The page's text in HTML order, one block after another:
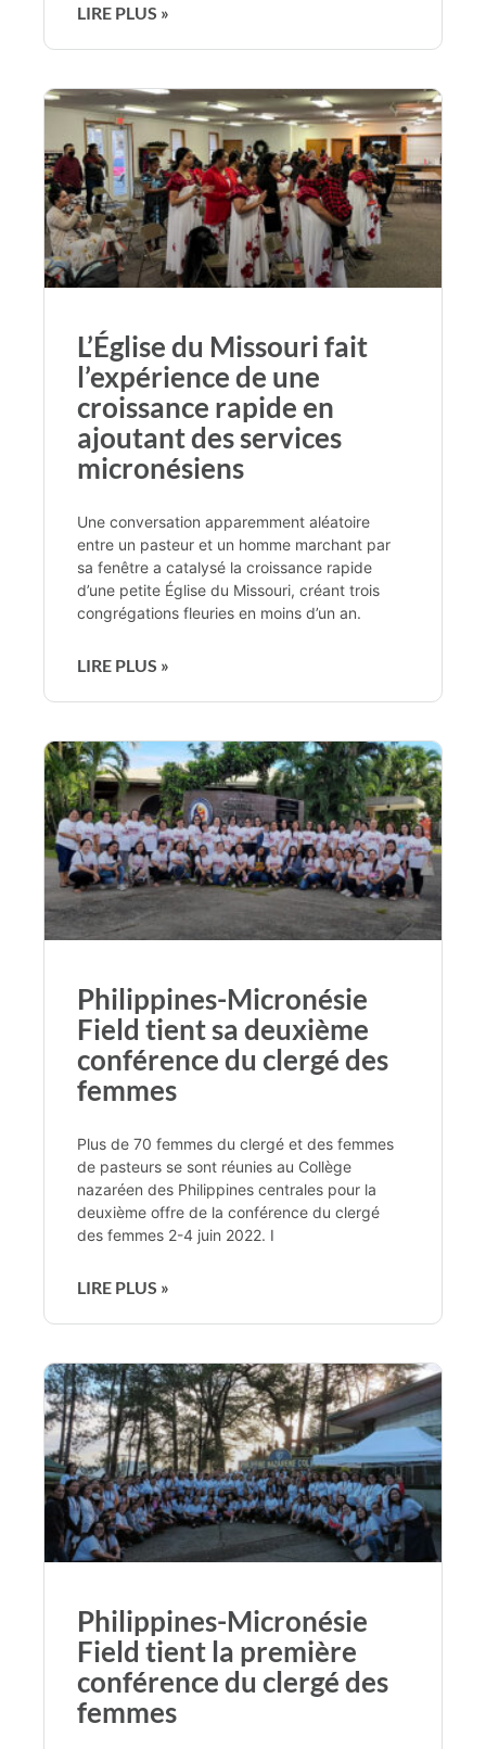
LIRE PLUS »
L’Église du Missouri fait
l’expérience de une
croissance rapide en
ajoutant des services
micronésiens
Une conversation apparemment aléatoire
entre un pasteur et un homme marchant par
sa fenêtre a catalysé la croissance rapide
d’une petite Église du Missouri, créant trois
congrégations fleuries en moins d’un an.
LIRE PLUS »
Philippines-Micronésie
Field tient sa deuxième
conférence du clergé des
femmes
Plus de 70 femmes du clergé et des femmes
de pasteurs se sont réunies au Collège
nazaréen des Philippines centrales pour la
deuxième offre de la conférence du clergé
des femmes 2-4 juin 2022. I
LIRE PLUS »
Philippines-Micronésie
Field tient la première
conférence du clergé des
femmes